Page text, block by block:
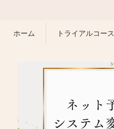
ホーム トライアルコース